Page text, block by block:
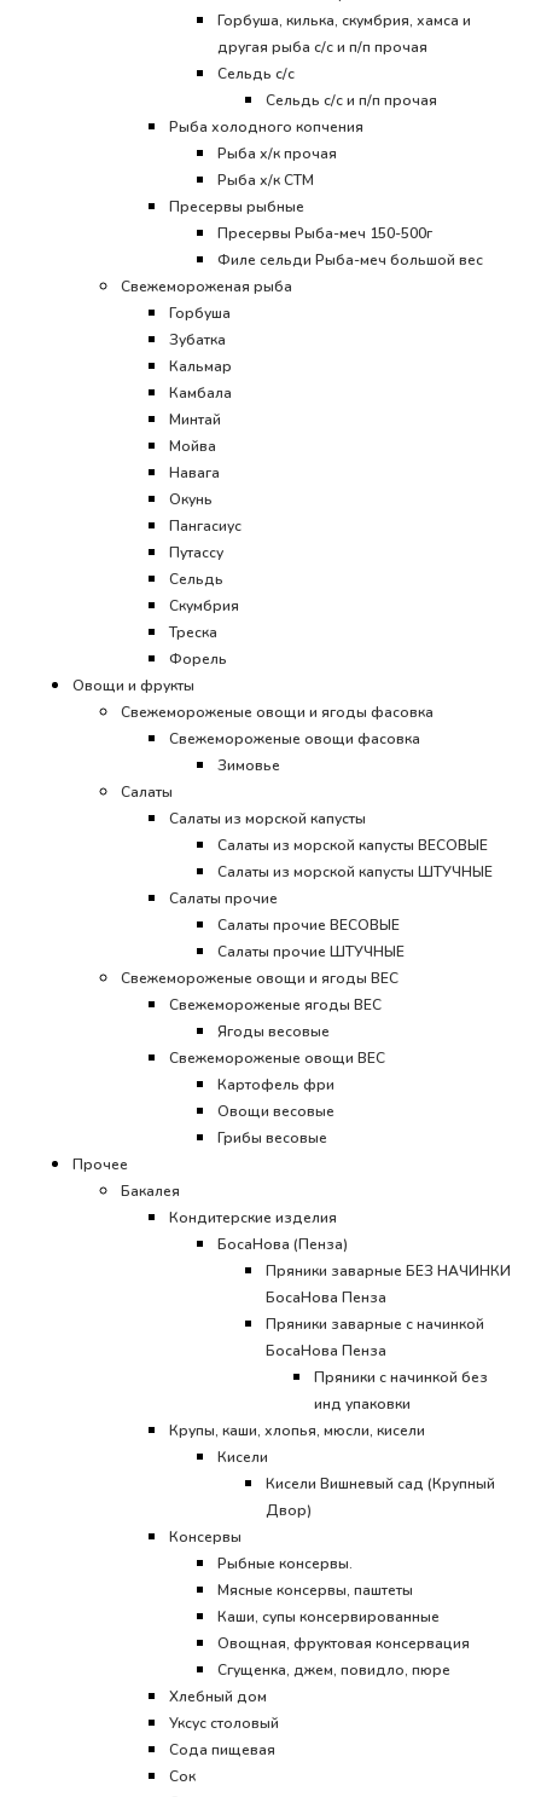
Горбуша, килька, скумбрия, хамса и
другая рыба с/с и п/п прочая
Сельдь с/с
Сельдь с/с и п/п прочая
Рыба холодного копчения
Рыба х/к прочая
Рыба х/к СТМ
Пресервы рыбные
Пресервы Рыба-меч 150-500г
Филе сельди Рыба-меч большой вес
Свежемороженая рыба
Горбуша
Зубатка
Кальмар
Камбала
Минтай
Мойва
Навага
Окунь
Пангасиус
Путассу
Сельдь
Скумбрия
Треска
Форель
Овощи и фрукты
Свежемороженые овощи и ягоды фасовка
Свежемороженые овощи фасовка
Зимовье
Салаты
Салаты из морской капусты
Салаты из морской капусты ВЕСОВЫЕ
Салаты из морской капусты ШТУЧНЫЕ
Салаты прочие
Салаты прочие ВЕСОВЫЕ
Салаты прочие ШТУЧНЫЕ
Свежемороженые овощи и ягоды ВЕС
Свежемороженые ягоды ВЕС
Ягоды весовые
Свежемороженые овощи ВЕС
Картофель фри
Овощи весовые
Грибы весовые
Прочее
Бакалея
Кондитерские изделия
БосаНова (Пенза)
Пряники заварные БЕЗ НАЧИНКИ
БосаНова Пенза
Пряники заварные с начинкой
БосаНова Пенза
Пряники с начинкой без
инд упаковки
Крупы, каши, хлопья, мюсли, кисели
Кисели
Кисели Вишневый сад (Крупный
Двор)
Консервы
Рыбные консервы.
Мясные консервы, паштеты
Каши, супы консервированные
Овощная, фруктовая консервация
Сгущенка, джем, повидло, пюре
Хлебный дом
Уксус столовый
Сода пищевая
Сок